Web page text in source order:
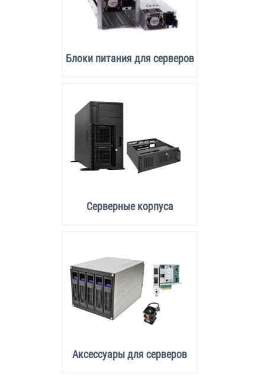
Блоки питания для серверов
Серверные корпуса
Аксессуары для серверов